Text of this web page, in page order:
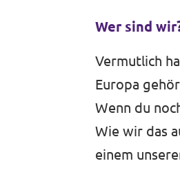
Wer sind
Vermutlich
Europa
Wenn du
Wie wir das
einem